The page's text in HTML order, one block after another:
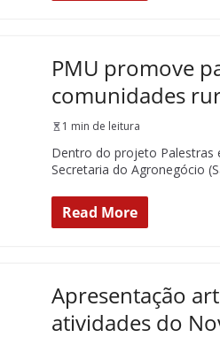
PMU promove
comunidades
1 min de leitura
Dentro do projeto Palestras
Secretaria do Agronegócio
Read More
Apresentação
atividades do